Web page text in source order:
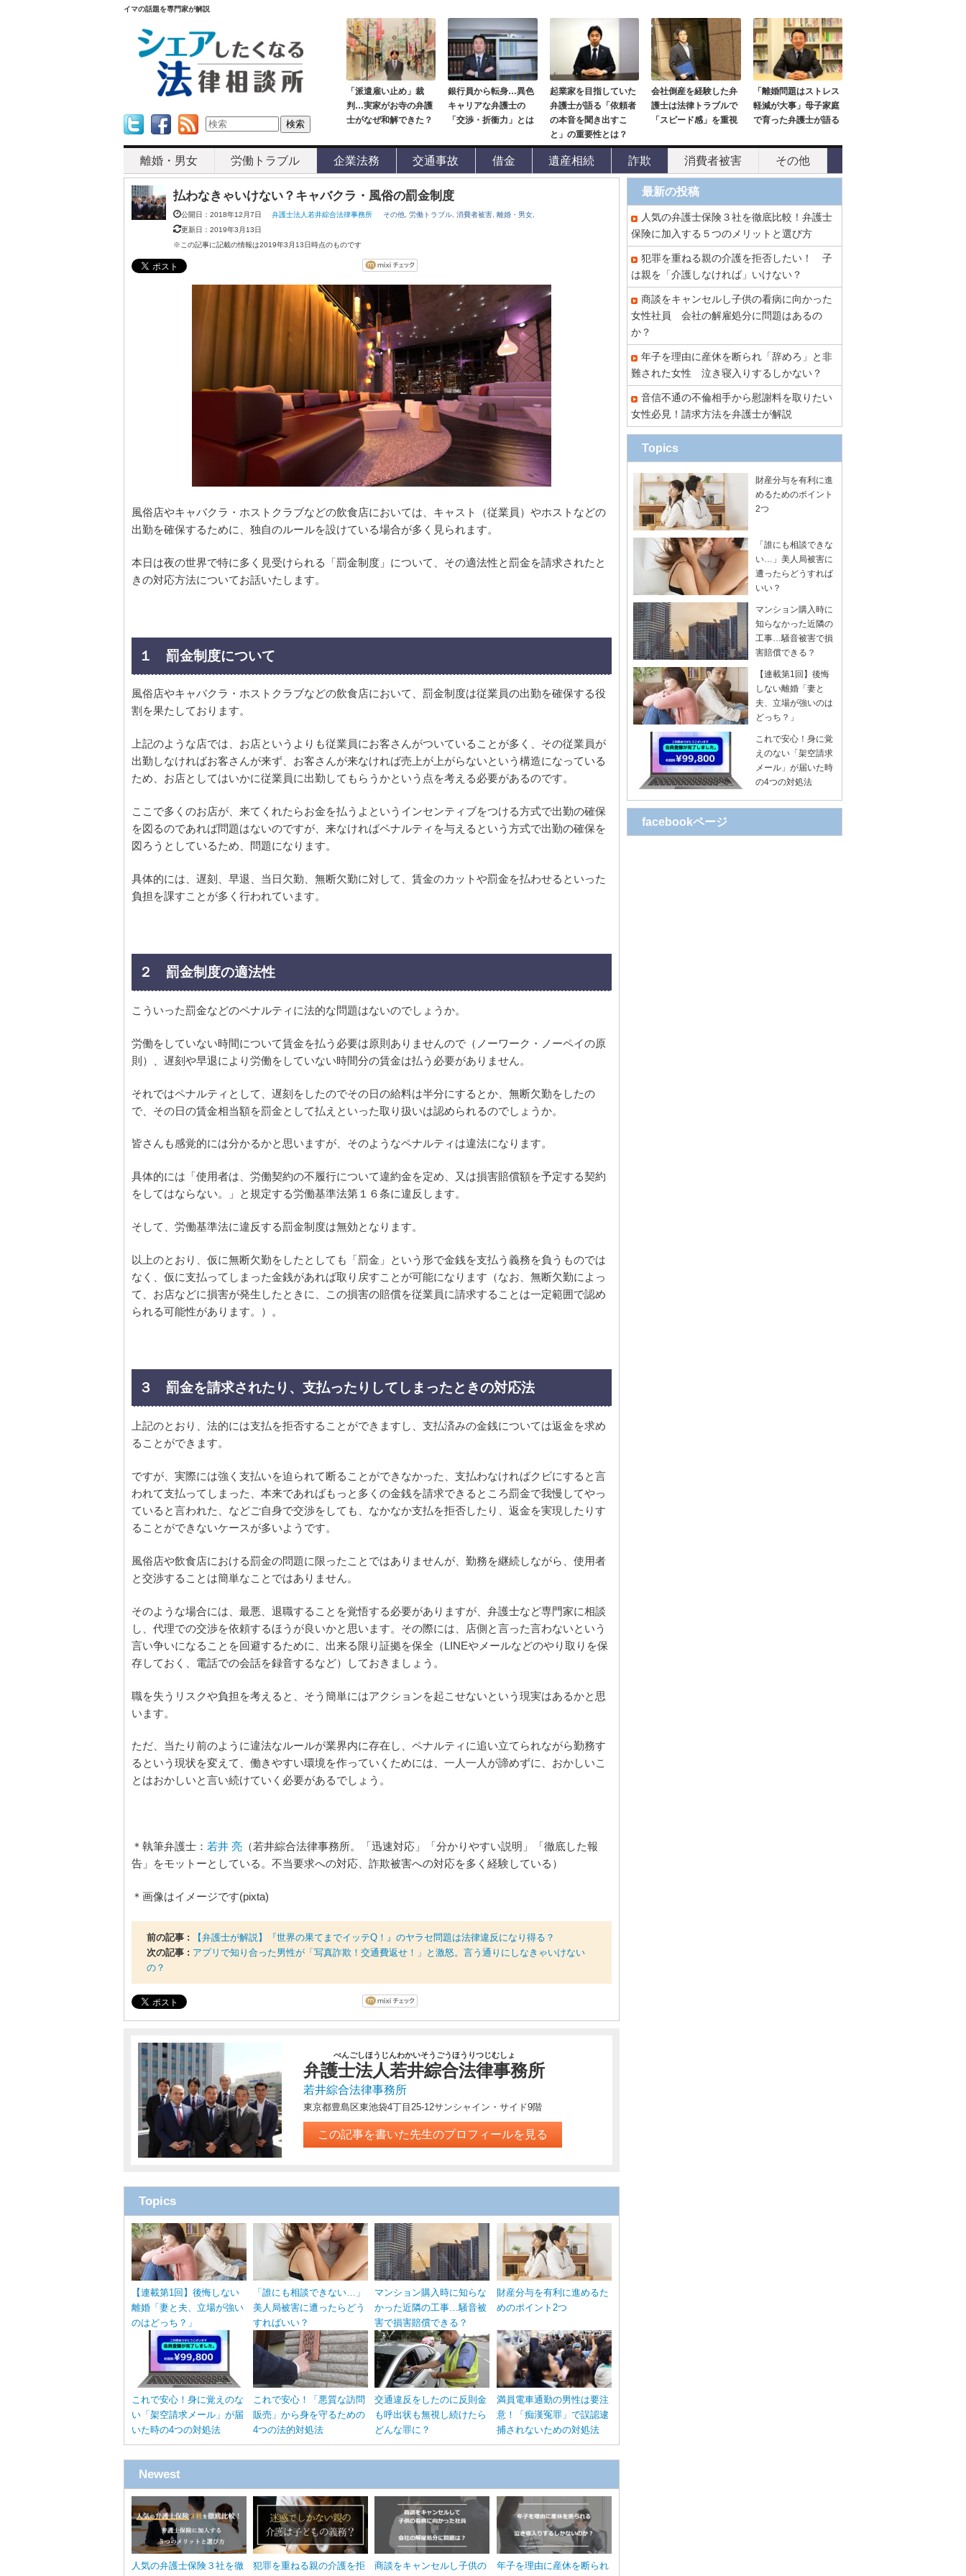
イマの話題を専門家が解説
「派遣雇い止め」裁
判…実家がお寺の弁護
士がなぜ和解できた？
銀行員から転身…異色
キャリアな弁護士の
「交渉・折衝力」とは
起業家を目指していた
弁護士が語る「依頼者
の本音を聞き出すこ
と」の重要性とは？
会社倒産を経験した弁
護士は法律トラブルで
「スピード感」を重視
「離婚問題はストレス
軽減が大事」母子家庭
で育った弁護士が語る
離婚・男女 労働トラブル 企業法務 交通事故 借金 遺産相続 詐欺 消費者被害 その他
払わなきゃいけない？キャバクラ・風俗の罰金制度
公開日：2018年12月7日 弁護士法人若井綜合法律事務所 その他, 労働トラブル, 消費者被害, 離婚・男女,
更新日：2019年3月13日
※この記事に記載の情報は2019年3月13日時点のものです
風俗店やキャバクラ・ホストクラブなどの飲食店においては、キャスト（従業員）やホストなどの
出勤を確保するために、独自のルールを設けている場合が多く見られます。
本日は夜の世界で特に多く見受けられる「罰金制度」について、その適法性と罰金を請求されたと
きの対応方法についてお話いたします。
１ 罰金制度について
風俗店やキャバクラ・ホストクラブなどの飲食店において、罰金制度は従業員の出勤を確保する役
割を果たしております。
上記のような店では、お店というよりも従業員にお客さんがついていることが多く、その従業員が
出勤しなければお客さんが来ず、お客さんが来なければ売上が上がらないという構造になっている
ため、お店としてはいかに従業員に出勤してもらうかという点を考える必要があるのです。
ここで多くのお店が、来てくれたらお金を払うよというインセンティブをつける方式で出勤の確保
を図るのであれば問題はないのですが、来なければペナルティを与えるという方式で出勤の確保を
図ろうとしているため、問題になります。
具体的には、遅刻、早退、当日欠勤、無断欠勤に対して、賃金のカットや罰金を払わせるといった
負担を課すことが多く行われています。
２ 罰金制度の適法性
こういった罰金などのペナルティに法的な問題はないのでしょうか。
労働をしていない時間について賃金を払う必要は原則ありませんので（ノーワーク・ノーペイの原
則）、遅刻や早退により労働をしていない時間分の賃金は払う必要がありません。
それではペナルティとして、遅刻をしたのでその日の給料は半分にするとか、無断欠勤をしたの
で、その日の賃金相当額を罰金として払えといった取り扱いは認められるのでしょうか。
皆さんも感覚的には分かるかと思いますが、そのようなペナルティは違法になります。
具体的には「使用者は、労働契約の不履行について違約金を定め、又は損害賠償額を予定する契約
をしてはならない。」と規定する労働基準法第１６条に違反します。
そして、労働基準法に違反する罰金制度は無効となります。
以上のとおり、仮に無断欠勤をしたとしても「罰金」という形で金銭を支払う義務を負うものでは
なく、仮に支払ってしまった金銭があれば取り戻すことが可能になります（なお、無断欠勤によっ
て、お店などに損害が発生したときに、この損害の賠償を従業員に請求することは一定範囲で認め
られる可能性があります。）。
３ 罰金を請求されたり、支払ったりしてしまったときの対応法
上記のとおり、法的には支払を拒否することができますし、支払済みの金銭については返金を求め
ることができます。
ですが、実際には強く支払いを迫られて断ることができなかった、支払わなければクビにすると言
われて支払ってしまった、本来であればもっと多くの金銭を請求できるところ罰金で我慢してやっ
ていると言われた、などご自身で交渉をしても、なかなか支払を拒否したり、返金を実現したりす
ることができないケースが多いようです。
風俗店や飲食店における罰金の問題に限ったことではありませんが、勤務を継続しながら、使用者
と交渉することは簡単なことではありません。
そのような場合には、最悪、退職することを覚悟する必要がありますが、弁護士など専門家に相談
し、代理での交渉を依頼するほうが良いかと思います。その際には、店側と言った言わないという
言い争いになることを回避するために、出来る限り証拠を保全（LINEやメールなどのやり取りを保
存しておく、電話での会話を録音するなど）しておきましょう。
職を失うリスクや負担を考えると、そう簡単にはアクションを起こせないという現実はあるかと思
います。
ただ、当たり前のように違法なルールが業界内に存在し、ペナルティに追い立てられながら勤務す
るという現状を変えて、働きやすい環境を作っていくためには、一人一人が諦めずに、おかしいこ
とはおかしいと言い続けていく必要があるでしょう。
＊執筆弁護士： 若井 亮 （若井綜合法律事務所。「迅速対応」「分かりやすい説明」「徹底した報
告」をモットーとしている。不当要求への対応、詐欺被害への対応を多く経験している）
＊画像はイメージです(pixta)
前の記事 :
【弁護士が解説】『世界の果てまでイッテQ！』のヤラセ問題は法律違反になり得る？
次の記事 : アプリで知り合った男性が「写真詐欺！交通費返せ！」と激怒。言う通りにしなきゃいけない
の？
弁護士法人若井綜合法律事務所
べんごしほうじんわかいそうごうほうりつじむしょ
若井綜合法律事務所
東京都豊島区東池袋4丁目25-12サンシャイン・サイド9階
この記事を書いた先生のプロフィールを見る
Topics
【連載第1回】後悔しない
離婚「妻と夫、立場が強い
のはどっち？」
「誰にも相談できない…」
美人局被害に遭ったらどう
すればいい？
マンション購入時に知らな
かった近隣の工事…騒音被
害で損害賠償できる？
財産分与を有利に進めるた
めのポイント2つ
これで安心！身に覚えのな
い「架空請求メール」が届
いた時の4つの対処法
これで安心！「悪質な訪問
販売」から身を守るための
4つの法的対処法
交通違反をしたのに反則金
も呼出状も無視し続けたら
どんな罪に？
満員電車通勤の男性は要注
意！「痴漢冤罪」で誤認逮
捕されないための対処法
Newest
人気の弁護士保険３社を徹
犯罪を重ねる親の介護を拒
商談をキャンセルし子供の
年子を理由に産休を断られ
最新の投稿
人気の弁護士保険３社を徹底比較！弁護士
保険に加入する５つのメリットと選び方
犯罪を重ねる親の介護を拒否したい！ 子
は親を「介護しなければ」いけない？
商談をキャンセルし子供の看病に向かった
女性社員 会社の解雇処分に問題はあるの
か？
年子を理由に産休を断られ「辞めろ」と非
難された女性 泣き寝入りするしかない？
音信不通の不倫相手から慰謝料を取りたい
女性必見！請求方法を弁護士が解説
Topics
財産分与を有利に進
めるためのポイント
2つ
「誰にも相談できな
い…」美人局被害に
遭ったらどうすれば
いい？
マンション購入時に
知らなかった近隣の
工事…騒音被害で損
害賠償できる？
【連載第1回】後悔
しない離婚「妻と
夫、立場が強いのは
どっち？」
これで安心！身に覚
えのない「架空請求
メール」が届いた時
の4つの対処法
facebookページ